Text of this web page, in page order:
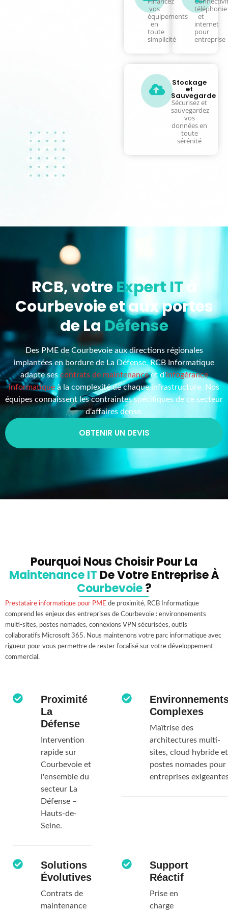
vos
équipements
en
toute
simplicité
téléphonie
et
internet
pour
entreprise
Stockage
et
Sauvegarde
Sécurisez et
sauvegardez
vos
données en
toute
sérénité
RCB, votreExpert ITà
Courbevoie et aux portes
de LaDéfense
Des PME de Courbevoie aux directions régionales
implantées en bordure de La Défense, RCB Informatique
adapte ses contrats de maintenanceet d'infogérance
informatique à la complexité de chaque infrastructure. Nos
équipes connaissent les contraintes spécifiques de ce secteur
d'affaires dense.
OBTENIR UN DEVIS
Pourquoi Nous Choisir Pour La
Maintenance IT De Votre Entreprise À
Courbevoie?
Prestataire informatique pour PME de proximité, RCB Informatique
comprend les enjeux des entreprises de Courbevoie : environnements
multi-sites, postes nomades, connexions VPN sécurisées, outils
collaboratifs Microsoft 365. Nous maintenons votre parc informatique avec
rigueur pour vous permettre de rester focalisé sur votre développement
commercial.
Proximité
La
Défense
Intervention
rapide sur
Courbevoie et
l'ensemble du
secteur La
Défense –
Hauts-de-
Seine.
Complexes
Maîtrise des
architectures multi-
sites, cloud hybride et
postes nomades pour
entreprises
Solutions
Évolutives
Contrats de
maintenance
Support
Réactif
Prise en
charge